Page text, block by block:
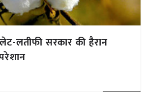
लतीफी सरकार की हैरान